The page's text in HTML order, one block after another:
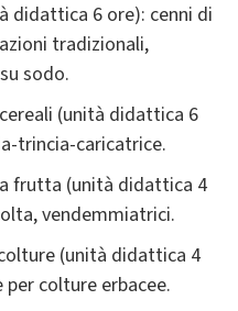
didattica 6 ore): cenni di
tradizionali,
sodo.
(unità didattica 6
trincia-caricatrice.
frutta (unità didattica 4
vendemmiatrici.
(unità didattica 4
colture erbacee.